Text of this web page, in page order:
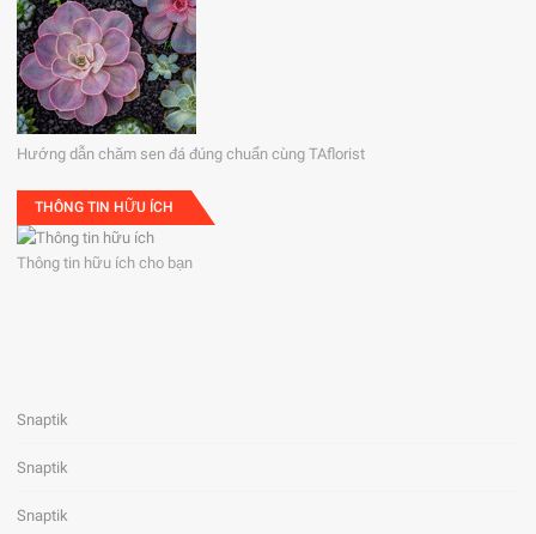
Hướng dẫn chăm sen đá đúng chuẩn cùng TAflorist
THÔNG TIN HỮU ÍCH
Thông tin hữu ích cho bạn
Snaptik
Snaptik
Snaptik